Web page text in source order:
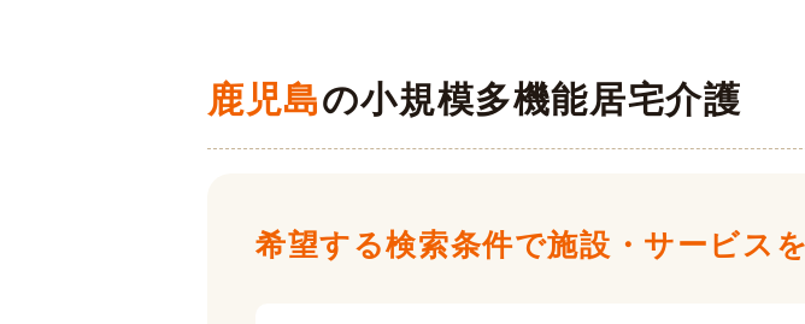
鹿児島の小規模多機能居宅介護
希望する検索条件で施設・サービス